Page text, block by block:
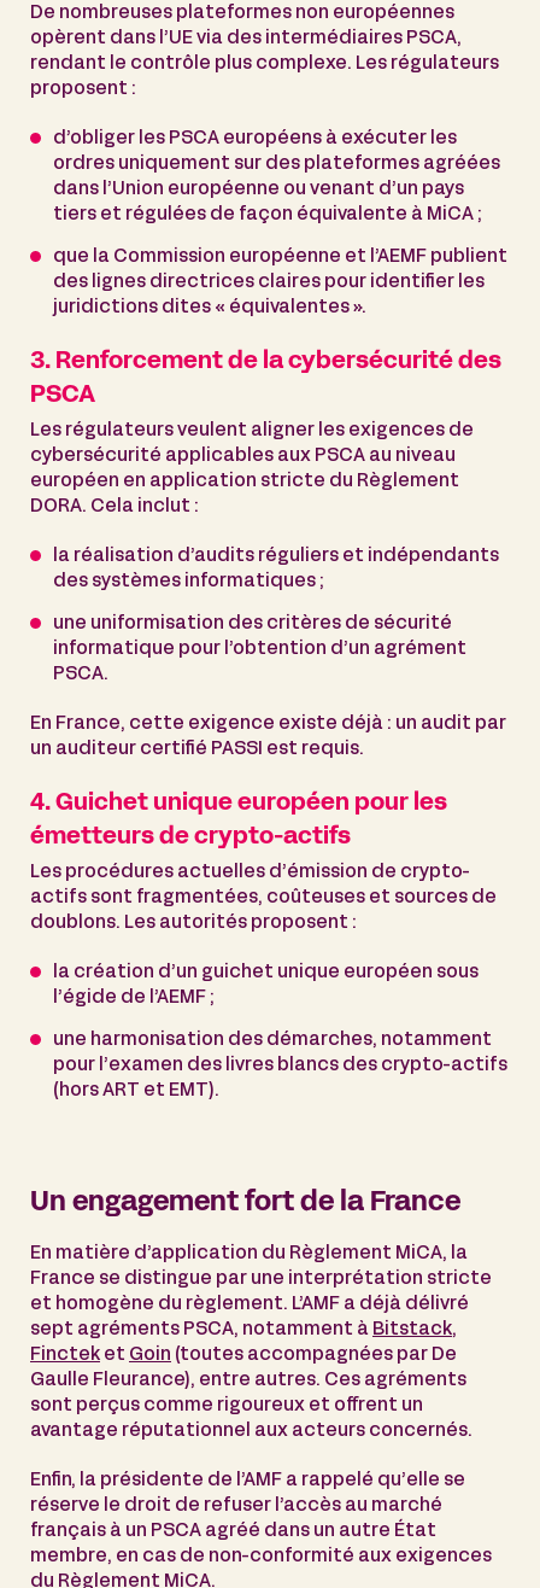
De nombreuses plateformes non européennes
opèrent dans l’UE via des intermédiaires PSCA,
rendant le contrôle plus complexe. Les régulateurs
proposent :
d’obliger les PSCA européens à exécuter les
ordres uniquement sur des plateformes agréées
dans l’Union européenne ou venant d’un pays
tiers et régulées de façon équivalente à MiCA ;
que la Commission européenne et l’AEMF publient
des lignes directrices claires pour identifier les
juridictions dites « équivalentes ».
3. Renforcement de la cybersécurité des
PSCA
Les régulateurs veulent aligner les exigences de
cybersécurité applicables aux PSCA au niveau
européen en application stricte du Règlement
DORA. Cela inclut :
la réalisation d’audits réguliers et indépendants
des systèmes informatiques ;
une uniformisation des critères de sécurité
informatique pour l’obtention d’un agrément
PSCA.
En France, cette exigence existe déjà : un audit par
un auditeur certifié PASSI est requis.
4. Guichet unique européen pour les
émetteurs de crypto-actifs
Les procédures actuelles d’émission de crypto-
actifs sont fragmentées, coûteuses et sources de
doublons. Les autorités proposent :
la création d’un guichet unique européen sous
l’égide de l’AEMF ;
une harmonisation des démarches, notamment
pour l’examen des livres blancs des crypto-actifs
(hors ART et EMT).
Un engagement fort de la France
En matière d’application du Règlement MiCA, la
France se distingue par une interprétation stricte
et homogène du règlement. L’AMF a déjà délivré
sept agréments PSCA, notamment à Bitstack,
Finctek et Goin (toutes accompagnées par De
Gaulle Fleurance), entre autres. Ces agréments
sont perçus comme rigoureux et offrent un
avantage réputationnel aux acteurs concernés.
Enfin, la présidente de l’AMF a rappelé qu’elle se
réserve le droit de refuser l’accès au marché
français à un PSCA agréé dans un autre État
membre, en cas de non-conformité aux exigences
du Règlement MiCA.